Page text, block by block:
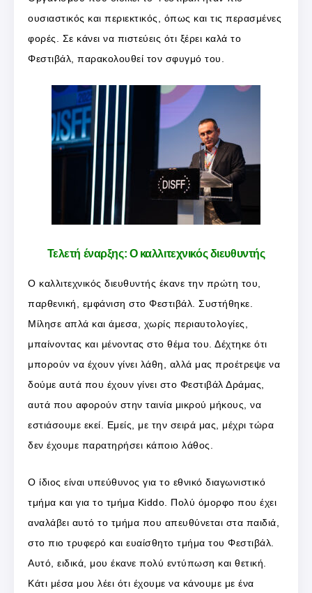
ουσιαστικός και περιεκτικός, όπως και τις περασμένες
φορές. Σε κάνει να πιστεύεις ότι ξέρει καλά το
Φεστιβάλ, παρακολουθεί τον σφυγμό του.
Τελετή έναρξης: Ο καλλιτεχνικός διευθυντής
Ο καλλιτεχνικός διευθυντής έκανε την πρώτη του,
παρθενική, εμφάνιση στο Φεστιβάλ. Συστήθηκε.
Μίλησε απλά και άμεσα, χωρίς περιαυτολογίες,
μπαίνοντας και μένοντας στο θέμα του. Δέχτηκε ότι
μπορούν να έχουν γίνει λάθη, αλλά μας προέτρεψε να
δούμε αυτά που έχουν γίνει στο Φεστιβάλ Δράμας,
αυτά που αφορούν στην ταινία μικρού μήκους, να
εστιάσουμε εκεί. Εμείς, με την σειρά μας, μέχρι τώρα
δεν έχουμε παρατηρήσει κάποιο λάθος.
Ο ίδιος είναι υπεύθυνος για το εθνικό διαγωνιστικό
τμήμα και για το τμήμα Kiddo. Πολύ όμορφο που έχει
αναλάβει αυτό το τμήμα που απευθύνεται στα παιδιά,
στο πιο τρυφερό και ευαίσθητο τμήμα του Φεστιβάλ.
Αυτό, ειδικά, μου έκανε πολύ εντύπωση και θετική.
Κάτι μέσα μου λέει ότι έχουμε να κάνουμε με ένα